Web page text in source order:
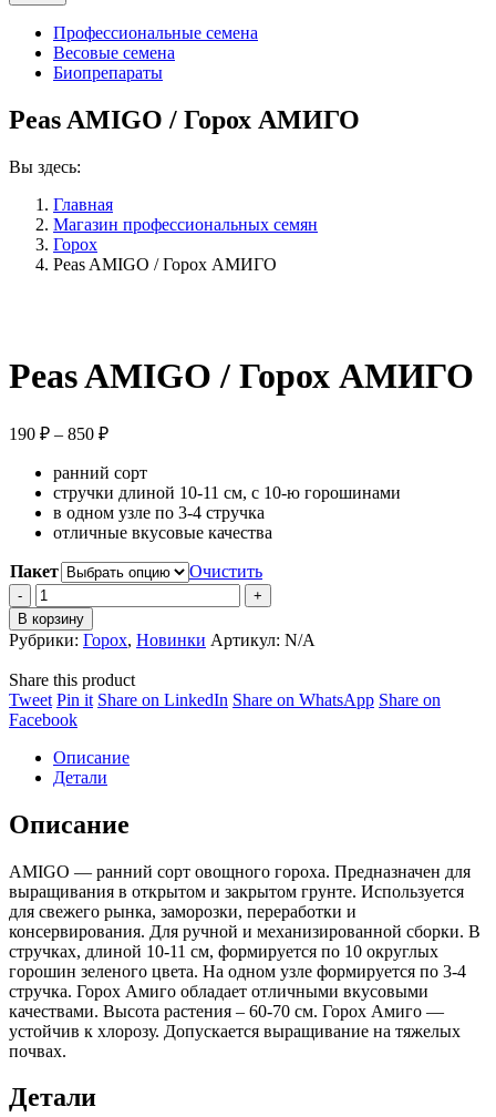
Профессиональные семена
Весовые семена
Биопрепараты
Peas AMIGO / Горох АМИГО
Вы здесь:
Главная
Магазин профессиональных семян
Горох
Peas AMIGO / Горох АМИГО
Peas AMIGO / Горох АМИГО
190 ₽ – 850 ₽Диапазон
190 ₽
–
850 ₽
ранний сорт
стручки длиной 10-11 см, с 10-ю горошинами
в одном узле по 3-4 стручка
отличные вкусовые качества
Пакет
Очистить
Peas
AMIGO
/
Горох
АМИГО
quantity
В корзину
Рубрики: Горох, Новинки Артикул: N/A
Share this product
TweetShare
on
Pin itShare
Share on LinkedIn Share
Share on WhatsAppShare
Share on
FacebookShare
Facebook
Описание
Детали
Описание
AMIGO — ранний сорт овощного гороха. Предназначен для
выращивания в открытом и закрытом грунте. Используется
для свежего рынка, заморозки, переработки и
консервирования. Для ручной и механизированной сборки. В
стручках, длиной 10-11 см, формируется по 10 округлых
горошин зеленого цвета. На одном узле формируется по 3-4
стручка. Горох Амиго обладает отличными вкусовыми
качествами. Высота растения – 60-70 см. Горох Амиго —
устойчив к хлорозу. Допускается выращивание на тяжелых
почвах.
Детали